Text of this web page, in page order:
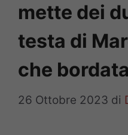
mette dei
testa di
che bordata
26 Ottobre 2023 di